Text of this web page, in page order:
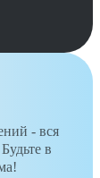
- вся
в